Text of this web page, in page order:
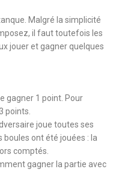
Malgré la simplicité
il faut toutefois les
jouer et gagner quelques
gagner 1 point. Pour
points.
joue toutes ses
boules ont été jouées : la
comptés.
gagner la partie avec